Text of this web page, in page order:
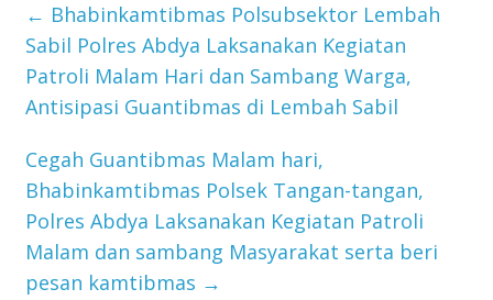
← Bhabinkamtibmas Polsubsektor Lembah
Sabil Polres Abdya Laksanakan Kegiatan
Patroli Malam Hari dan Sambang Warga,
Antisipasi Guantibmas di Lembah Sabil
Cegah Guantibmas Malam hari,
Bhabinkamtibmas Polsek Tangan-tangan,
Polres Abdya Laksanakan Kegiatan Patroli
Malam dan sambang Masyarakat serta beri
pesan kamtibmas →